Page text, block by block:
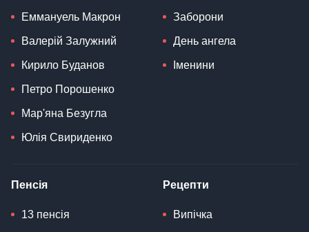
Еммануель Макрон
Валерій Залужний
Кирило Буданов
Петро Порошенко
Мар'яна Безугла
Юлія Свириденко
Заборони
День ангела
Іменини
Пенсія
13 пенсія
Рецепти
Випічка